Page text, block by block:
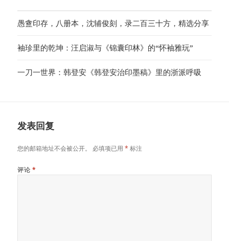
愚盦印存，八册本，沈辅俊刻，录二百三十方，精选分享
袖珍里的乾坤：汪启淑与《锦囊印林》的“怀袖雅玩”
一刀一世界：韩登安《韩登安治印墨稿》里的浙派呼吸
发表回复
您的邮箱地址不会被公开。 必填项已用* 标注
评论 *